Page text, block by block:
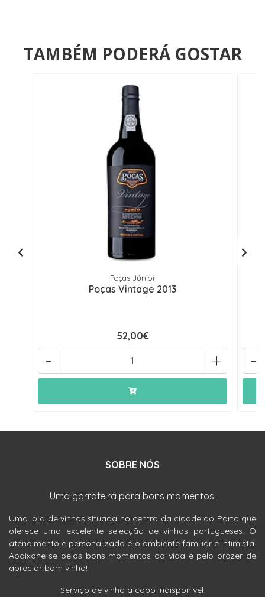
TAMBÉM PODERÁ GOSTAR
Poças Júnior
Poças Vintage 2013
52,00€
+
- -
SOBRE NÓS
Uma garrafeira para bons momentos!
Uma loja de vinhos situada no centro da cidade do Porto que
oferece uma excelente selecção de vinhos portugueses. O
atendimento é personalizado e o ambiente familiar e intimista.
Apaixone-se pelos bons momentos da vida e pelo prazer de
apreciar bom vinho!
Serviço de vinho a copo indisponível.